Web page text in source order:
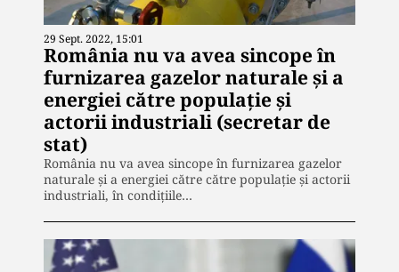
29 Sept. 2022, 15:01
România nu va avea sincope în
furnizarea gazelor naturale şi a
energiei către populaţie şi
actorii industriali (secretar de
stat)
România nu va avea sincope în furnizarea gazelor
naturale şi a energiei către către populaţie şi actorii
industriali, în condiţiile…